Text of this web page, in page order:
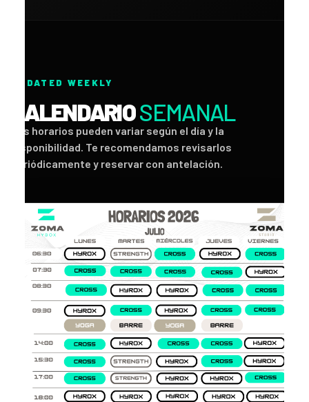
UPDATED WEEKLY
CALENDARIOSEMANAL
Los horarios pueden variar según el día y la
disponibilidad. Te recomendamos revisarlos
periódicamente y reservar con antelación.